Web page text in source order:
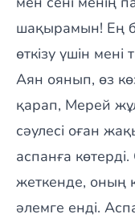
шақырамын! Ең
өткізу үшін мені
Аян оянып, өз
қарап, Мерей
сәулесі оған
аспанға
жеткенде, оның
әлемге енді.